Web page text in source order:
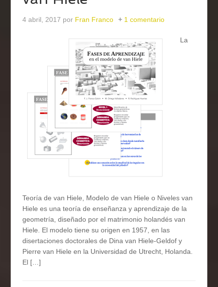
4 abril, 2017 por Fran Franco 1 comentario
La
Teoría de van Hiele, Modelo de van Hiele o Niveles van
Hiele es una teoría de enseñanza y aprendizaje de la
geometría, diseñado por el matrimonio holandés van
Hiele. El modelo tiene su origen en 1957, en las
disertaciones doctorales de Dina van Hiele-Geldof y
Pierre van Hiele en la Universidad de Utrecht, Holanda.
El […]